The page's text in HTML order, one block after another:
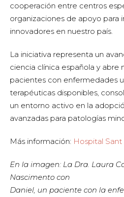
cooperación entre centros
organizaciones de apoyo para
innovadores en nuestro país.
La iniciativa representa un
ciencia clínica española y abre
pacientes con enfermedades
terapéuticas disponibles,
un entorno activo en la
avanzadas para patologías
Más información: Hospital
En la imagen: La Dra. Laura
Nascimento con
Daniel, un paciente con la